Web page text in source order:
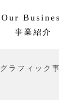
Our
事業紹介
グラフィック